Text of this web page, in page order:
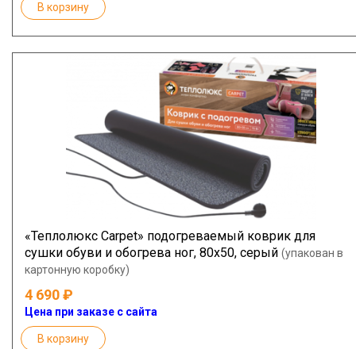
В корзину
«Теплолюкс Carpet» подогреваемый коврик для
сушки обуви и обогрева ног, 80х50, серый (упакован в
картонную коробку)
4 690
Цена при заказе с сайта
В корзину